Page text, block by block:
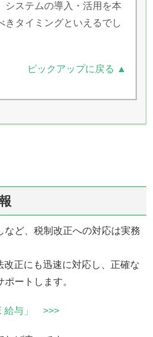
システムの導入・活用を本
きタイミングといえるでし
ピックアップに戻る ▲
など、税制改正への対応は実務
改正にも迅速に対応し、正確な
ートします。
給与」 >>>